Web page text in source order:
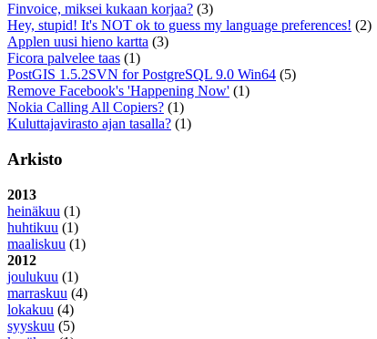
Finvoice, miksei kukaan korjaa? (3)
Hey, stupid! It's NOT ok to guess my language preferences! (2)
Applen uusi hieno kartta (3)
Ficora palvelee taas (1)
PostGIS 1.5.2SVN for PostgreSQL 9.0 Win64 (5)
Remove Facebook's 'Happening Now' (1)
Nokia Calling All Copiers? (1)
Kuluttajavirasto ajan tasalla? (1)
Arkisto
2013
heinäkuu (1)
huhtikuu (1)
maaliskuu (1)
2012
joulukuu (1)
marraskuu (4)
lokakuu (4)
syyskuu (5)